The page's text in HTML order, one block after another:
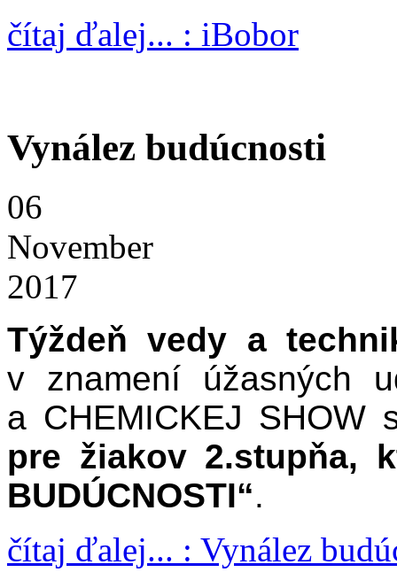
čítaj ďalej... : iBobor
Vynález budúcnosti
06
November
2017
Týždeň vedy a
v znamení úžasných
a CHEMICKEJ SHOW
pre žiakov 2.stupňa,
BUDÚCNOSTI“.
čítaj ďalej... : Vynález